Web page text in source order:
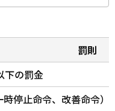
罰則
下の罰金
時停止命令、改善命令）